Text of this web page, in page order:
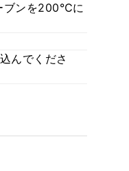
ブンを200℃に
んでくださ